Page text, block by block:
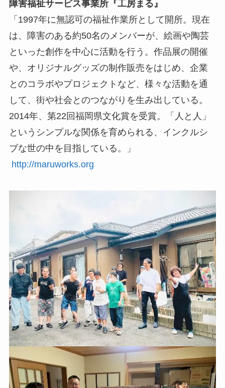
障害福祉サービス事業所『工房まる』
「1997年に無認可の福祉作業所として開所。現在
は、障害のある約50名のメンバーが、絵画や陶芸
といった創作を中心に活動を行う。作品展の開催
や、オリジナルグッズの制作販売をはじめ、企業
とのコラボやプロジェクトなど、様々な活動を通
して、街や社会とのつながりを生み出している。
2014年、第22回福岡県文化賞を受賞。「人と人」
というシンプルな関係を育められる、インクルシ
ブな世の中を目指している。」
http://maruworks.org